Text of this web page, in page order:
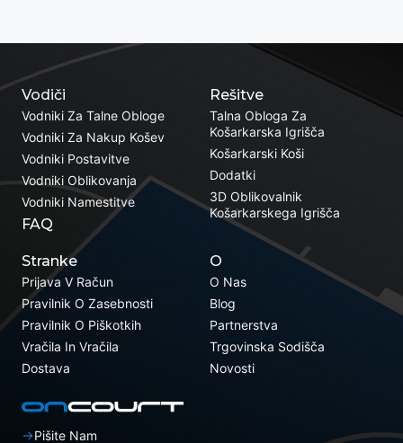
Rešitve
Talna Obloga Za
Košarkarska Igrišča
Košarkarski Koši
Dodatki
3D Oblikovalnik
Košarkarskega Igrišča
Vodiči
Vodniki Za Talne Obloge
Vodniki Za Nakup Košev
Vodniki Postavitve
Vodniki Oblikovanja
Vodniki Namestitve
FAQ
Stranke
Prijava V Račun
Pravilnik O Zasebnosti
Pravilnik O Piškotkih
Vračila In Vračila
Dostava
O
O Nas
Blog
Partnerstva
Trgovinska Sodišča
Novosti
Pišite Nam